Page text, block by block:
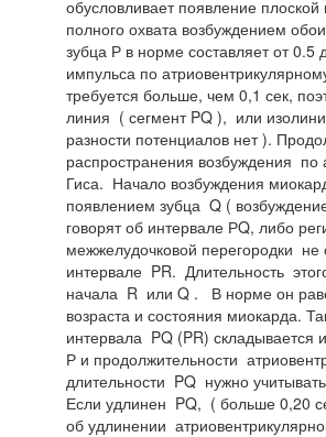
обусловливает появление
полного охвата возбуждением
зубца Р в норме составляет от
импульса по
требуется больше, чем 0,1 сек,
линия ( сегмент PQ ), или
разности потенциалов нет ).
распространения возбуждения по
Гиса. Начало возбуждения
появлением зубца Q (
говорят об интервале РQ, либо
межжелудочковой перегородки не
интервале PR. Длительность
начала R или Q . В норме он
возраста и состояния миокарда.
интервала PQ (PR) складывается
Р и продолжительности
длительности PQ нужно
Если удлинен PQ, ( больше 0,20
об удлинении